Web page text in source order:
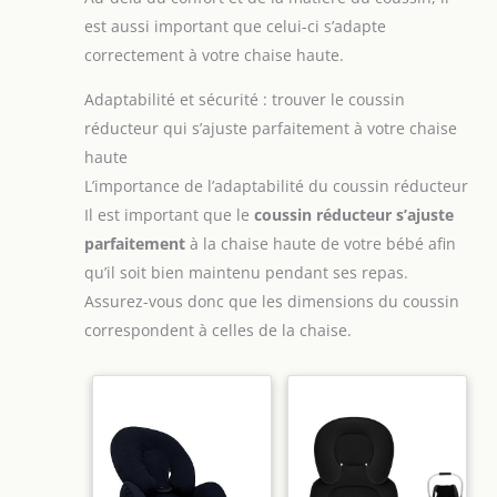
est aussi important que celui-ci s’adapte
correctement à votre chaise haute.
Adaptabilité et sécurité : trouver le coussin
réducteur qui s’ajuste parfaitement à votre chaise
haute
L’importance de l’adaptabilité du coussin réducteur
Il est important que le coussin réducteur s’ajuste
parfaitement à la chaise haute de votre bébé afin
qu’il soit bien maintenu pendant ses repas.
Assurez-vous donc que les dimensions du coussin
correspondent à celles de la chaise.